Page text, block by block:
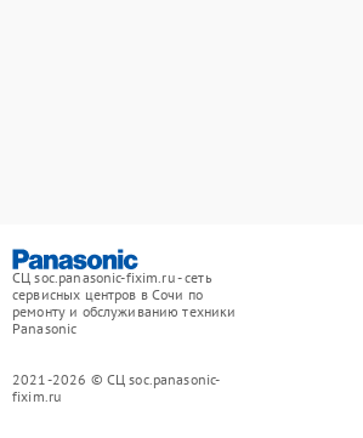
СЦ soc.panasonic-fixim.ru - сеть
сервисных центров в Сочи по
ремонту и обслуживанию техники
Panasonic
2021-2026 © СЦ soc.panasonic-
fixim.ru